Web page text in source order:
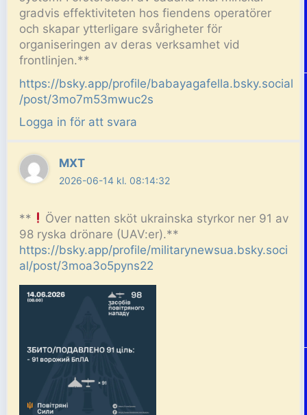
gradvis effektiviteten hos fiendens operatörer
och skapar ytterligare svårigheter för
organiseringen av deras verksamhet vid
frontlinjen.**
https://bsky.app/profile/babayagafella.bsky.social
/post/3mo7m53mwuc2s
Logga in för att svara
MXT
2026-06-14 kl. 08:14:32
**
Över natten sköt ukrainska styrkor ner 91 av
98 ryska drönare (UAV:er).**
https://bsky.app/profile/militarynewsua.bsky.soci
al/post/3moa3o5pyns22